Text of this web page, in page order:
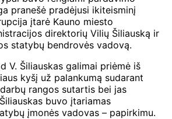
pranešė pradėjusi ikiteisminį
įtarė Kauno miesto
direktorių Vilių Šiliauską ir
statybų bendrovės vadovą.
V. Šiliauskas galimai priėmė iš
kyšį už palankumą sudarant
rangos sutartis bei jas
buvo įtariamas
įmonės vadovas – papirkimu.